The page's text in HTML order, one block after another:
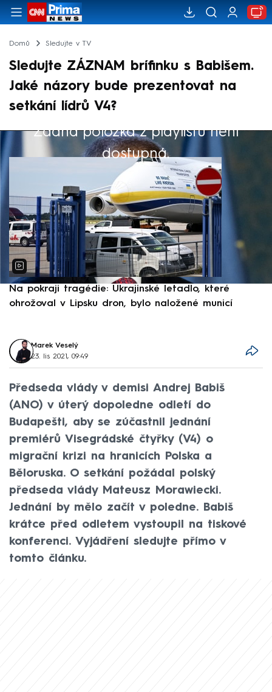
Domů Sledujte v TV
Sledujte ZÁZNAM brífinku s Babišem.
Jaké názory bude prezentovat na
setkání lídrů V4?
Žádná položka z playlistu není
dostupná.
Výběr redakce
Na pokraji tragédie: Ukrajinské letadlo, které
ohrožoval v Lipsku dron, bylo naložené municí
Marek Veselý
23. lis 2021, 09:49
Předseda vlády v demisi Andrej Babiš
(ANO) v úterý dopoledne odletí do
Budapešti, aby se zúčastnil jednání
premiérů Visegrádské čtyřky (V4) o
migrační krizi na hranicích Polska a
Běloruska. O setkání požádal polský
předseda vlády Mateusz Morawiecki.
Jednání by mělo začít v poledne. Babiš
krátce před odletem vystoupil na tiskové
konferenci. Vyjádření sledujte přímo v
tomto článku.